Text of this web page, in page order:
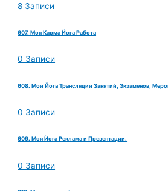
8 Записи
607. Моя Карма Йога Работа
0 Записи
608. Мои Йога Трансляции Занятий, Экзаменов,
0 Записи
609. Моя Йога Реклама и Презентации.
0 Записи